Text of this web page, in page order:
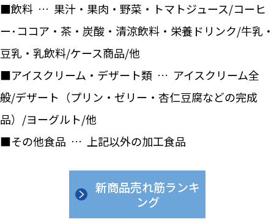
■飲料 … 果汁・果肉・野菜・トマトジュース/コーヒ
ー･ココア・茶・炭酸・清涼飲料・栄養ドリンク/牛乳・
豆乳・乳飲料/ケース商品/他
■アイスクリーム・デザート類 … アイスクリーム全
般/デザート（プリン・ゼリー・杏仁豆腐などの完成
品）/ヨーグルト/他
■その他食品 … 上記以外の加工食品
新商品売れ筋ランキ
ング